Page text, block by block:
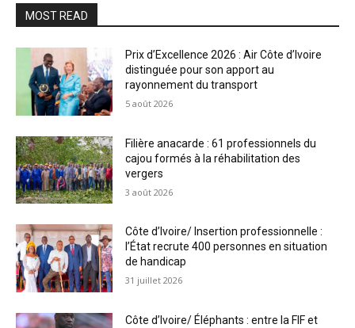
MOST READ
Prix d’Excellence 2026 : Air Côte d’Ivoire
distinguée pour son apport au
rayonnement du transport
5 août 2026
Filière anacarde : 61 professionnels du
cajou formés à la réhabilitation des
vergers
3 août 2026
Côte d’Ivoire/ Insertion professionnelle :
l’État recrute 400 personnes en situation
de handicap
31 juillet 2026
Côte d’Ivoire/ Éléphants : entre la FIF et